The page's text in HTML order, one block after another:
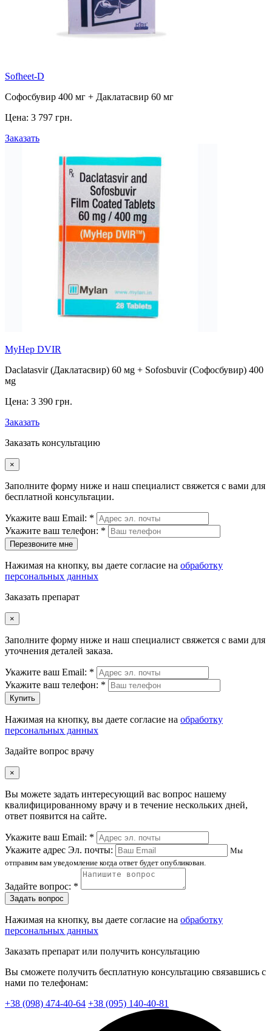
Sofheet-D
Софосбувир 400 мг + Даклатасвир 60 мг
Цена: 3 797 грн.
Заказать
MyHep DVIR
Daclatasvir (Даклатасвир) 60 мg + Sofosbuvir (Софосбувир) 400
мg
Цена: 3 390 грн.
Заказать
Заказать консультацию
×
Заполните форму ниже и наш специалист свяжется с вами для
бесплатной консультации.
Укажите ваш Email: *
Укажите ваш телефон: *
Перезвоните мне
Нажимая на кнопку, вы даете согласие на обработку
персональных данных
Заказать препарат
×
Заполните форму ниже и наш специалист свяжется с вами для
уточнения деталей заказа.
Укажите ваш Email: *
Укажите ваш телефон: *
Купить
Нажимая на кнопку, вы даете согласие на обработку
персональных данных
Задайте вопрос врачу
×
Вы можете задать интересующий вас вопрос нашему
квалифицированному врачу и в течение нескольких дней,
ответ появится на сайте.
Укажите ваш Email: *
Укажите адрес Эл. почты:
Мы
отправим вам уведомление когда ответ будет опубликован.
Задайте вопрос: *
Задать вопрос
Нажимая на кнопку, вы даете согласие на обработку
персональных данных
Заказать препарат или получить консультацию
Вы сможете получить бесплатную консультацию связавшись с
нами по телефонам:
+38 (098) 474-40-64 +38 (095) 140-40-81